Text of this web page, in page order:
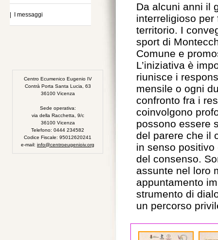
| I messaggi
Centro Ecumenico Eugenio IV
Contrà Porta Santa Lucia, 63
36100 Vicenza
Sede operativa:
via della Racchetta, 9/c
36100 Vicenza
Telefono: 0444 234582
Codice Fiscale: 95012620241
e-mail: info@centroeugenioiv.org
Da alcuni anni il
interreligioso
territorio. I
sport di
Comune e
L’iniziativa è
riunisce i
mensile o ogni
confronto fra i
coinvolgono
possono essere
del parere che il
in senso
del consenso.
assunte nel loro
appuntamento
strumento di
un percorso